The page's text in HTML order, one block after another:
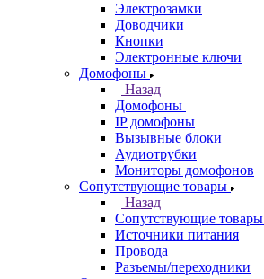
Электрозамки
Доводчики
Кнопки
Электронные ключи
Домофоны
Назад
Домофоны
IP домофоны
Вызывные блоки
Аудиотрубки
Мониторы домофонов
Сопутствующие товары
Назад
Сопутствующие товары
Источники питания
Провода
Разъемы/переходники